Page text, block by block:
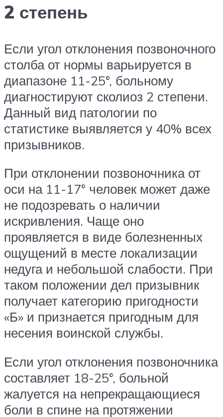
2 степень
Если угол отклонения позвоночного
столба от нормы варьируется в
диапазоне 11-25°, больному
диагностируют сколиоз 2 степени.
Данный вид патологии по
статистике выявляется у 40% всех
призывников.
При отклонении позвоночника от
оси на 11-17° человек может даже
не подозревать о наличии
искривления. Чаще оно
проявляется в виде болезненных
ощущений в месте локализации
недуга и небольшой слабости. При
таком положении дел призывник
получает категорию пригодности
«Б» и признается пригодным для
несения воинской службы.
Если угол отклонения позвоночника
составляет 18-25°, больной
жалуется на непрекращающиеся
боли в спине на протяжении